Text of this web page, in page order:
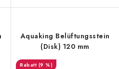
Aquaking Belüftungsstein
(Disk) 120 mm
(9 %)